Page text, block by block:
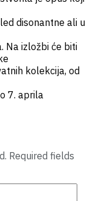
disonantne ali u
Na izložbi će biti
kolekcija, od
7. aprila
Required fields